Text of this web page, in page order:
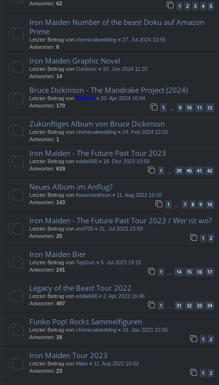
Antworten: 62 1 2 3 4 5
Iron Maiden Number of the beast Doku auf Amazon
Prime
Letzter Beitrag von chemicalwedding « 27. Jul 2024 13:55
Antworten: 6
Iron Maiden Graphic Novel
Letzter Beitrag von Orkboss « 10. Jun 2024 11:37
Antworten: 14
Bruce Dickinson - The Mandrake Project (2024)
Letzter Beitrag von Chewie « 20. Apr 2024 16:04
Antworten: 170 1 9 10 11 12
Zukünftiges Album von Bruce Dickinson
Letzter Beitrag von chemicalwedding « 24. Feb 2024 22:55
Antworten: 1
Iron Maiden - The Future Past Tour 2023
Letzter Beitrag von eddie666 « 18. Dez 2023 10:59
Antworten: 619 1 39 40 41 42
Neues Album im Anflug?
Letzter Beitrag von theseventhson « 11. Aug 2023 10:16
Antworten: 143 1 7 8 9 10
Iron Maiden - The Future Past Tour 2023 / Wer ist wo?
Letzter Beitrag von avd700 « 31. Jul 2023 23:59
Antworten: 20 1 2
Iron Maiden Bier
Letzter Beitrag von TopGun « 5. Jul 2023 19:15
Antworten: 241 1 14 15 16 17
Legacy of the Beast Tour 2022
Letzter Beitrag von eddie666 « 2. Apr 2023 16:46
Antworten: 497 1 … 31 32 33 34
Funko Pop! Rocks Sammelfiguren
Letzter Beitrag von chemicalwedding « 19. Jan 2023 22:06
Antworten: 18 1 2
Iron Maiden Tour 2023
Letzter Beitrag von Milan « 11. Aug 2022 15:02
Antworten: 23 1 2